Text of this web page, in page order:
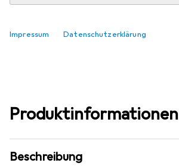
Impressum Datenschutzerklärung
Produktinformationen
Beschreibung